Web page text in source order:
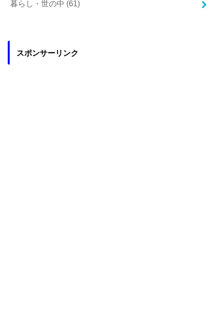
暮らし・世の中 (61)
スポンサーリンク